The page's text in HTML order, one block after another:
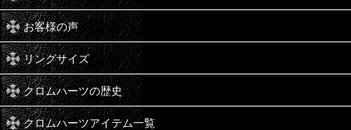
お客様の声
リングサイズ
クロムハーツの歴史
クロムハーツアイテム一覧